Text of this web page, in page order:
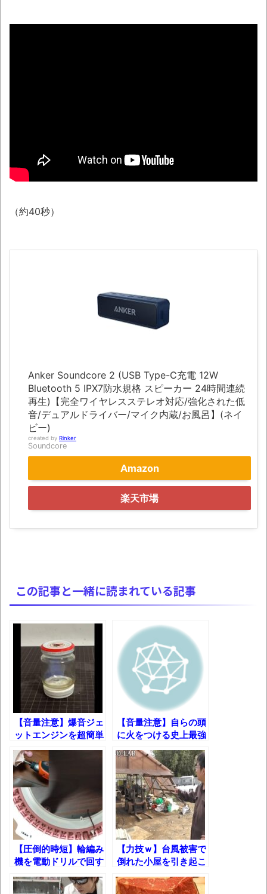
「天才か」いや変態です、宝鐘マリンの
｀)
ウード&ギターで奏でるFF5「古代図書
しい。
36年 ～因果な逆転劇～
50歳になりました
みんななんだかんだ言ってお金持ってんじ
ゃん
「アメリカのヤンキーがアジア人にケンカ
を売った結果ｗｗｗ」 ほか
【読書感想】山野辺太郎『いつか深い穴に
映画ちいかわ観に行ったので感想を書きま
す(若干ネタバレあり) 26/07/25
マケイン9巻＆アニメ公式ガイド感想
体験談：仕事で同じビルの中に入っている
グループ会社の嫁子 [ほのぼの]
葉月つばさちゃん、昔から見てるんだけど
かなりお姉さんになったね
壊れたエアコンと歌えないボク
バージョンアップ情報更新 AOMEI
Backupper Standard 8.3.0 などバージョンア
ップ
高嶋ちさ子、ダウン症の姉が暴行事件！事
件の一部始終と衝撃の結末
【呆然】北海道旅行ワイ「ウニイクラ丼特
盛で食うぞ！！！うおおおおおおお
お！！！！！」→結
果･････････････････････････････
【動画】カニ、ちょっかい出してきた陰に
ブチギレ
長野県のなめこのデカさが規格外だったｗ
（約40秒）
Anker Soundcore 2 (USB Type-C充電 12W
Bluetooth 5 IPX7防水規格 スピーカー 24時間連続
再生)【完全ワイヤレスステレオ対応/強化された低
音/デュアルドライバー/マイク内蔵/お風呂】(ネイ
ビー)
created by Rinker
Soundcore
Amazon
楽天市場
この記事と一緒に読まれている記事
【音量注意】爆音ジェ
ットエンジンを超簡単
【音量注意】自らの頭
に火をつける史上最強
【圧倒的時短】輪編み
機を電動ドリルで回す
○○分！？
【力技ｗ】台風被害で
倒れた小屋を引き起こ